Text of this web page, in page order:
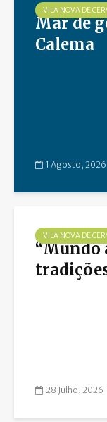
VILA NOVA DE
Mar de
Calema
1 Agosto, 2026
VILA NOVA DE
“Mundo
28 Julho, 2026